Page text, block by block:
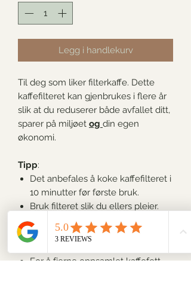
Legg i handlekurv
Til deg som liker filterkaffe. Dette
kaffefilteret kan gjenbrukes i flere år
slik at du reduserer både avfallet ditt,
sparer på miljøet og din egen
økonomi.
Tipp:
Det anbefales å koke kaffefilteret i
10 minutter før første bruk.
Bruk filteret slik du ellers pleier.
Fjern kaffegruten etter bruk og
skyll filteret grundig før du henger
For å fjerne oppsamlet kaffefett